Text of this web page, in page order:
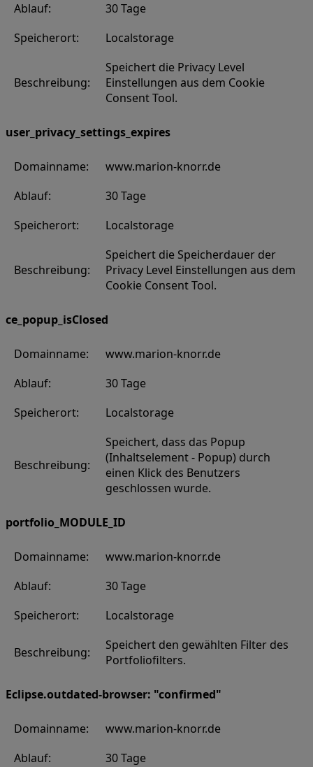
Ablauf:
30 Tage
Speicherort:
Localstorage
Beschreibung:
Speichert die Privacy Level
Einstellungen aus dem Cookie
Consent Tool.
user_privacy_settings_expires
Domainname:
www.marion-knorr.de
Ablauf:
30 Tage
Speicherort:
Localstorage
Beschreibung:
Speichert die Speicherdauer der
Privacy Level Einstellungen aus dem
Cookie Consent Tool.
ce_popup_isClosed
Domainname:
www.marion-knorr.de
Ablauf:
30 Tage
Speicherort:
Localstorage
Beschreibung:
Speichert, dass das Popup
(Inhaltselement - Popup) durch
einen Klick des Benutzers
geschlossen wurde.
portfolio_MODULE_ID
Domainname:
www.marion-knorr.de
Ablauf:
30 Tage
Speicherort:
Localstorage
Beschreibung:
Speichert den gewählten Filter des
Portfoliofilters.
Eclipse.outdated-browser: "confirmed"
Domainname:
www.marion-knorr.de
Ablauf:
30 Tage